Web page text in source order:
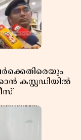
കസ്റ്റഡിയിൽ